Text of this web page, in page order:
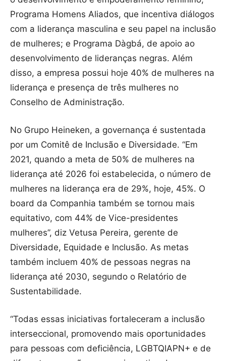
Programa Homens Aliados, que incentiva diálogos
com a liderança masculina e seu papel na inclusão
de mulheres; e Programa Dàgbá, de apoio ao
desenvolvimento de lideranças negras. Além
disso, a empresa possui hoje 40% de mulheres na
liderança e presença de três mulheres no
Conselho de Administração.
No Grupo Heineken, a governança é sustentada
por um Comitê de Inclusão e Diversidade. “Em
2021, quando a meta de 50% de mulheres na
liderança até 2026 foi estabelecida, o número de
mulheres na liderança era de 29%, hoje, 45%. O
board da Companhia também se tornou mais
equitativo, com 44% de Vice-presidentes
mulheres”, diz Vetusa Pereira, gerente de
Diversidade, Equidade e Inclusão. As metas
também incluem 40% de pessoas negras na
liderança até 2030, segundo o Relatório de
Sustentabilidade.
“Todas essas iniciativas fortaleceram a inclusão
interseccional, promovendo mais oportunidades
para pessoas com deficiência, LGBTQIAPN+ e de